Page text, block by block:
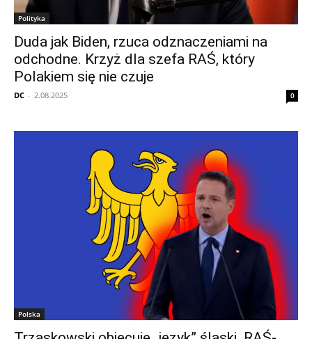
Polityka
Duda jak Biden, rzuca odznaczeniami na
odchodne. Krzyż dla szefa RAŚ, który
Polakiem się nie czuje
DC - 2.08.2025 0
Polska